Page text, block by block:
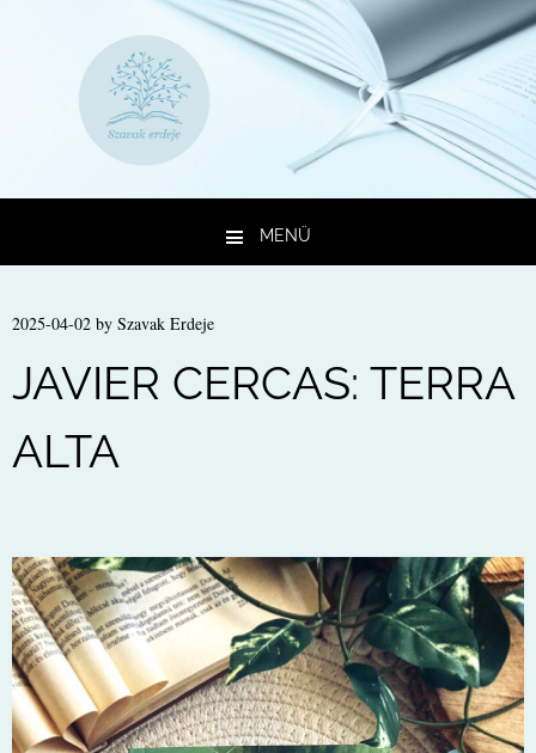
MENÜ
2025-04-02 by Szavak Erdeje
JAVIER CERCAS: TERRA
ALTA